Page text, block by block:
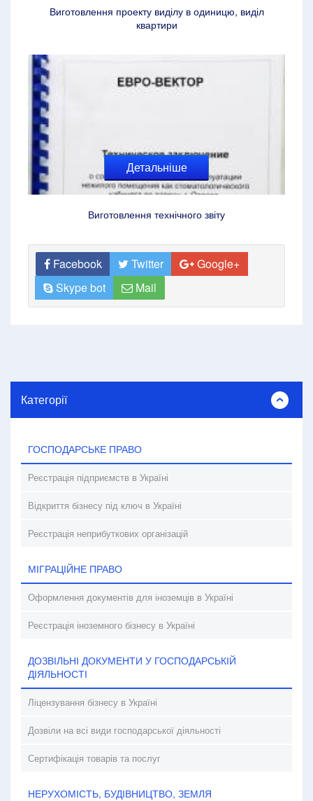
Виготовлення проекту виділу в одиницю, виділ
квартири
Детальніше
Виготовлення технічного звіту
Facebook Twitter
Google+
Skype bot
Mail
Категорії
ГОСПОДАРСЬКЕ ПРАВО
Реєстрація підприємств в Україні
Відкриття бізнесу під ключ в Україні
Реєстрація неприбуткових організацій
МІГРАЦІЙНЕ ПРАВО
Оформлення документів для іноземців в Україні
Реєстрація іноземного бізнесу в Україні
ДОЗВІЛЬНІ ДОКУМЕНТИ У ГОСПОДАРСЬКІЙ
ДІЯЛЬНОСТІ
Ліцензування бізнесу в Україні
Дозвіли на всі види господарської діяльності
Сертифікація товарів та послуг
НЕРУХОМІСТЬ, БУДІВНИЦТВО, ЗЕМЛЯ